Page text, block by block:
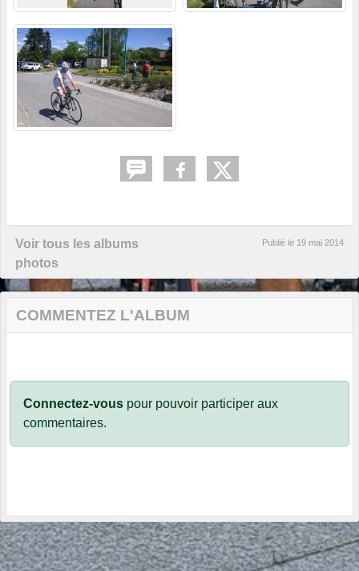
Voir tous les albums
photos
Publié le 19 mai 2014
COMMENTEZ L'ALBUM
Connectez-vous pour pouvoir participer aux
commentaires.